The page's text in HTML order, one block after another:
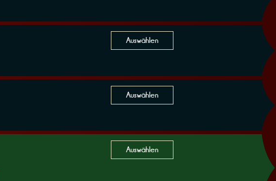
Auswählen
Auswählen
Auswählen